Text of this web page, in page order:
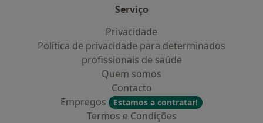
Serviço
Privacidade
Política de privacidade para determinados
profissionais de saúde
Quem somos
Contacto
Empregos
Estamos a contratar!
Termos e Condições